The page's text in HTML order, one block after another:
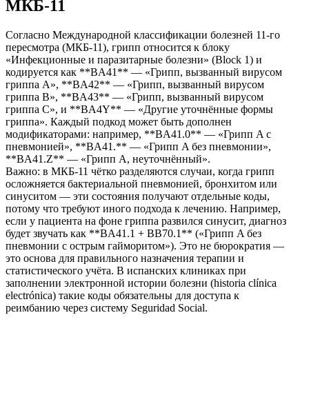
МКБ-11
Согласно Международной классификации болезней 11-го
пересмотра (МКБ-11), грипп относится к блоку
«Инфекционные и паразитарные болезни» (Block 1) и
кодируется как **BA41** — «Грипп, вызванный вирусом
гриппа A», **BA42** — «Грипп, вызванный вирусом
гриппа B», **BA43** — «Грипп, вызванный вирусом
гриппа C», и **BA4Y** — «Другие уточнённые формы
гриппа». Каждый подкод может быть дополнен
модификаторами: например, **BA41.0** — «Грипп A с
пневмонией», **BA41.** — «Грипп A без пневмонии»,
**BA41.Z** — «Грипп A, неуточнённый».
Важно: в МКБ-11 чётко разделяются случаи, когда грипп
осложняется бактериальной пневмонией, бронхитом или
синуситом — эти состояния получают отдельные коды,
потому что требуют иного подхода к лечению. Например,
если у пациента на фоне гриппа развился синусит, диагноз
будет звучать как **BA41.1 + BB70.1** («Грипп A без
пневмонии с острым гайморитом»). Это не бюрократия —
это основа для правильного назначения терапии и
статистического учёта. В испанских клиниках при
заполнении электронной истории болезни (historia clínica
electrónica) такие коды обязательны для доступа к
реимбанию через систему Seguridad Social.